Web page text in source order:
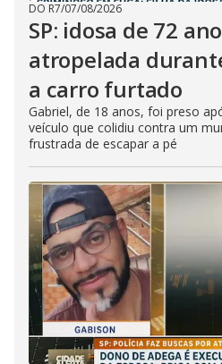
DO R7/07/08/2026
SP: idosa de 72
atropelada
a carro furtado
Gabriel, de 18 anos, foi preso
veículo que colidiu contra um
frustrada de escapar a pé